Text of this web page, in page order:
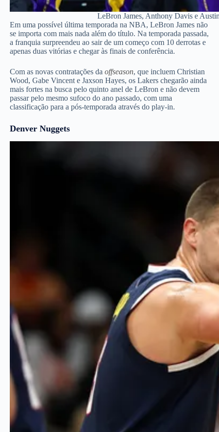
LeBron James, Anthony Davis e
Em uma possível última temporada na NBA, LeBron James não
se importa com mais nada além do título. Na temporada passada,
a franquia surpreendeu ao sair de um começo com 10 derrotas e
apenas duas vitórias e chegar às finais de conferência.
Com as novas contratações da offseason, que incluem Christian
Wood, Gabe Vincent e Jaxson Hayes, os Lakers chegarão ainda
mais fortes na busca pelo quinto anel de LeBron e não devem
passar pelo mesmo sufoco do ano passado, com uma
classificação para a pós-temporada através do play-in.
Denver Nuggets